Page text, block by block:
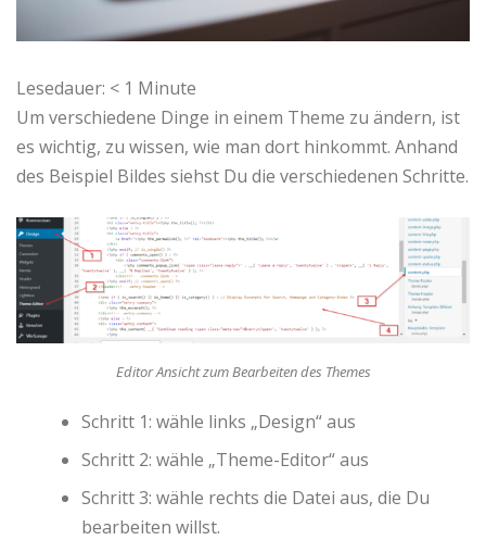
Lesedauer: < 1 Minute
Um verschiedene Dinge in einem Theme zu ändern, ist
es wichtig, zu wissen, wie man dort hinkommt. Anhand
des Beispiel Bildes siehst Du die verschiedenen Schritte.
Editor Ansicht zum Bearbeiten des Themes
Schritt 1: wähle links „Design“ aus
Schritt 2: wähle „Theme-Editor“ aus
Schritt 3: wähle rechts die Datei aus, die Du
bearbeiten willst.